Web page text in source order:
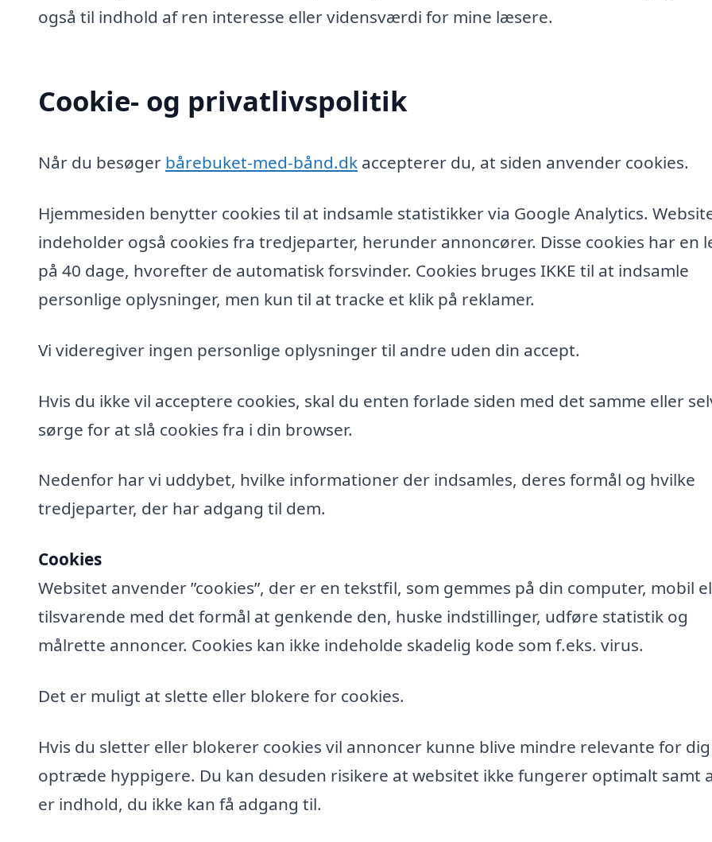
også til indhold af ren interesse eller vidensværdi for mine læsere.
Cookie- og privatlivspolitik
Når du besøger bårebuket-med-bånd.dk accepterer du, at siden anvender cookies.
Hjemmesiden benytter cookies til at indsamle statistikker via Google Analytics.
indeholder også cookies fra tredjeparter, herunder annoncører. Disse cookies har en
på 40 dage, hvorefter de automatisk forsvinder. Cookies bruges IKKE til at indsamle
personlige oplysninger, men kun til at tracke et klik på reklamer.
Vi videregiver ingen personlige oplysninger til andre uden din accept.
Hvis du ikke vil acceptere cookies, skal du enten forlade siden med det samme eller
sørge for at slå cookies fra i din browser.
Nedenfor har vi uddybet, hvilke informationer der indsamles, deres formål og hvilke
tredjeparter, der har adgang til dem.
Cookies
Websitet anvender ”cookies”, der er en tekstfil, som gemmes på din computer, mobil
tilsvarende med det formål at genkende den, huske indstillinger, udføre statistik og
målrette annoncer. Cookies kan ikke indeholde skadelig kode som f.eks. virus.
Det er muligt at slette eller blokere for cookies.
Hvis du sletter eller blokerer cookies vil annoncer kunne blive mindre relevante for
optræde hyppigere. Du kan desuden risikere at websitet ikke fungerer optimalt samt
er indhold, du ikke kan få adgang til.